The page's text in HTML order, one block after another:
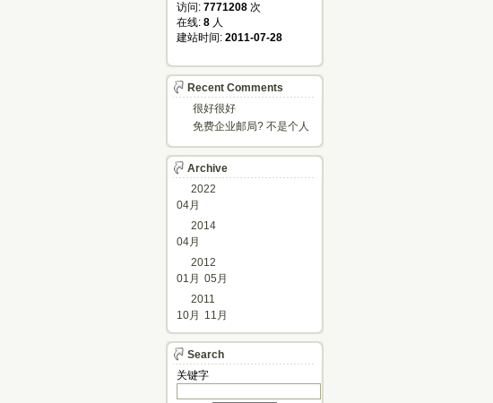
访问: 7771208 次
在线: 8 人
建站时间: 2011-07-28
Recent Comments
很好很好
免费企业邮局? 不是个人
Archive
2022
04月
2014
04月
2012
01月 05月
2011
10月
11月
Search
关键字